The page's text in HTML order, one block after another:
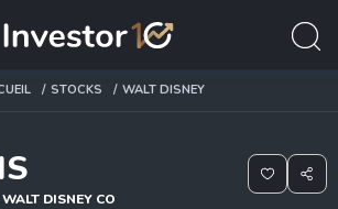
STOCKS WALT DISNEY
DISNEY CO